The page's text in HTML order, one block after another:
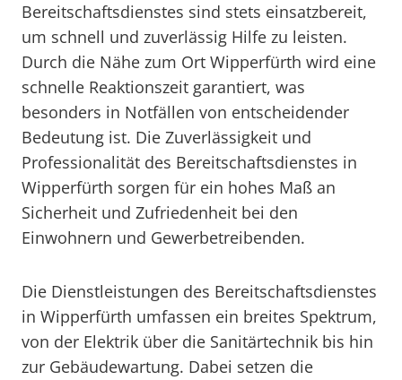
Bereitschaftsdienstes sind stets einsatzbereit,
um schnell und zuverlässig Hilfe zu leisten.
Durch die Nähe zum Ort Wipperfürth wird eine
schnelle Reaktionszeit garantiert, was
besonders in Notfällen von entscheidender
Bedeutung ist. Die Zuverlässigkeit und
Professionalität des Bereitschaftsdienstes in
Wipperfürth sorgen für ein hohes Maß an
Sicherheit und Zufriedenheit bei den
Einwohnern und Gewerbetreibenden.
Die Dienstleistungen des Bereitschaftsdienstes
in Wipperfürth umfassen ein breites Spektrum,
von der Elektrik über die Sanitärtechnik bis hin
zur Gebäudewartung. Dabei setzen die